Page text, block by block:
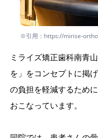
※引用：https://mirise-
ミライズ矯正歯科南青
を」をコンセプトに掲
の負担を軽減するため
おこなっています。